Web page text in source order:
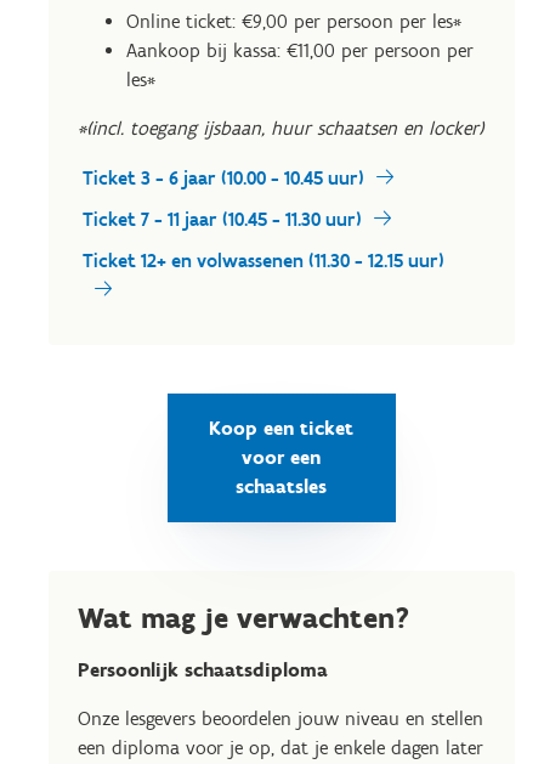
Online ticket: €9,00 per persoon per les*
Aankoop bij kassa: €11,00 per persoon per
les*
*(incl. toegang ijsbaan, huur schaatsen en locker)
Ticket 3 - 6 jaar (10.00 - 10.45 uur)
Ticket 7 - 11 jaar (10.45 - 11.30 uur)
Ticket 12+ en volwassenen (11.30 - 12.15 uur)
Koop een ticket
voor een
schaatsles
Wat mag je verwachten?
Persoonlijk schaatsdiploma
Onze lesgevers beoordelen jouw niveau en stellen
een diploma voor je op, dat je enkele dagen later